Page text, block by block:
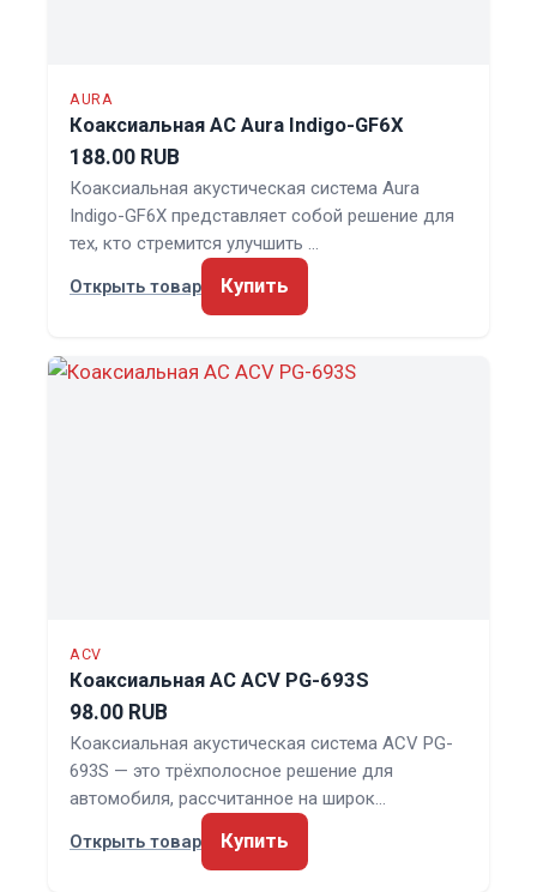
AURA
Коаксиальная АС Aura Indigo-GF6X
188.00 RUB
Коаксиальная акустическая система Aura
Indigo-GF6X представляет собой решение для
тех, кто стремится улучшить …
Открыть товар
Купить
ACV
Коаксиальная АС ACV PG-693S
98.00 RUB
Коаксиальная акустическая система ACV PG-
693S — это трёхполосное решение для
автомобиля, рассчитанное на широк…
Открыть товар
Купить